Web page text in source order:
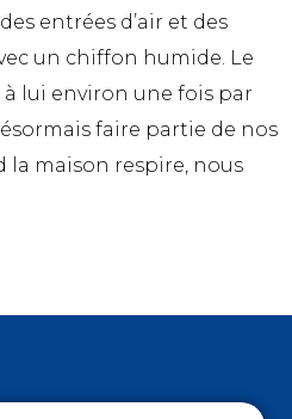
entrées d’air et des
un chiffon humide. Le
lui environ une fois par
faire partie de nos
la maison respire, nous